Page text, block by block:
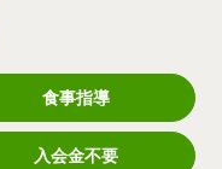
食事指導
入会金不要